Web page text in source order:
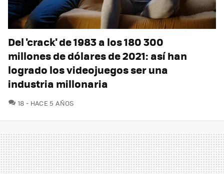
Del 'crack' de 1983 a los 180 300
millones de dólares de 2021: así han
logrado los videojuegos ser una
industria millonaria
18 COMENTARIOS
HACE 5 AÑOS